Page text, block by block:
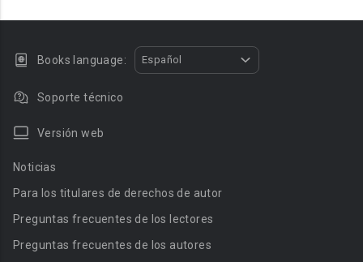
Books language: Español
Soporte técnico
Versión web
Noticias
Para los titulares de derechos de autor
Preguntas frecuentes de los lectores
Preguntas frecuentes de los autores